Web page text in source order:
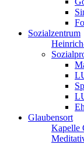
Sozialzentrum
Glaubensort
Kapelle